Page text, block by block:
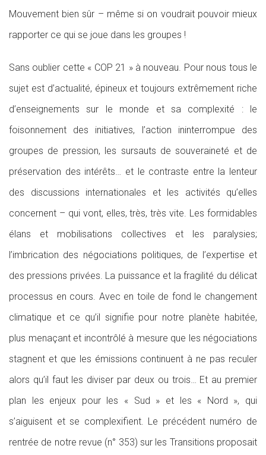
Mouvement bien sûr – même si on voudrait pouvoir mieux
rapporter ce qui se joue dans les groupes !
Sans oublier cette « COP 21 » à nouveau. Pour nous tous le
sujet est d’actualité, épineux et toujours extrêmement riche
d’enseignements sur le monde et sa complexité : le
foisonnement des initiatives, l’action ininterrompue des
groupes de pression, les sursauts de souveraineté et de
préservation des intérêts… et le contraste entre la lenteur
des discussions internationales et les activités qu’elles
concernent – qui vont, elles, très, très vite. Les formidables
élans et mobilisations collectives et les paralysies;
l’imbrication des négociations politiques, de l’expertise et
des pressions privées. La puissance et la fragilité du délicat
processus en cours. Avec en toile de fond le changement
climatique et ce qu’il signifie pour notre planète habitée,
plus menaçant et incontrôlé à mesure que les négociations
stagnent et que les émissions continuent à ne pas reculer
alors qu’il faut les diviser par deux ou trois… Et au premier
plan les enjeux pour les « Sud » et les « Nord », qui
s’aiguisent et se complexifient. Le précédent numéro de
rentrée de notre revue (n° 353) sur les Transitions proposait